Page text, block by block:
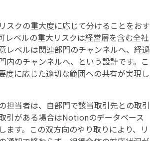
スクの重大度に応じて分けることをおす
レベルの重大リスクは経営層を含む全社
レベルは関連部門のチャンネルへ、経過
内のチャンネルへ、という設計です。こ
度に応じた適切な範囲への共有が実現し
担当者は、自部門で該当取引先との取引
引がある場合はNotionのデータベース
ます。この双方向のやり取りにより、リ